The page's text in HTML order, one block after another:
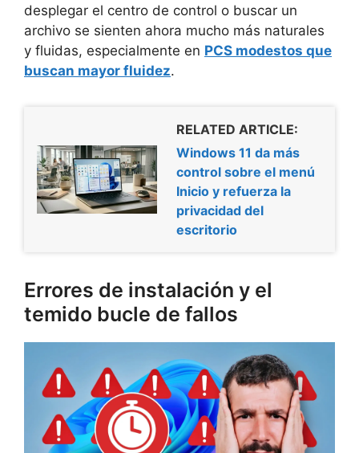
desplegar el centro de control o buscar un
archivo se sienten ahora mucho más naturales
y fluidas, especialmente en PCS modestos que
buscan mayor fluidez.
RELATED ARTICLE:
Windows 11 da más
control sobre el menú
Inicio y refuerza la
privacidad del
escritorio
Errores de instalación y el
temido bucle de fallos